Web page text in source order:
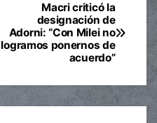
Macri criticó la
designación de
Adorni: “Con Milei no
logramos ponernos de
acuerdo”